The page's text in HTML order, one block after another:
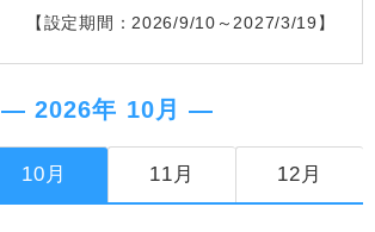
【設定期間：2026/9/10～2027/3/19】
― 2026年 10月 ―
10月 11月 12月